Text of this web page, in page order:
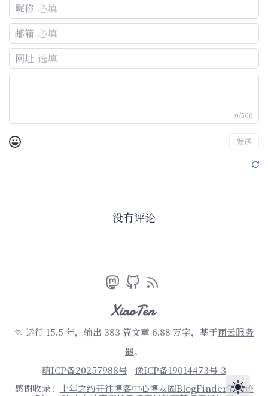
昵称
邮箱
网址
0/500
发送
没有评论
🏃 运行 15.5 年，输出 383 篇文章 6.88 万字，基于雨云服务
器。
萌ICP备20257988号
豫ICP备19014473号-3
感谢收录： 十年之约开往博客中心博友圈BlogFinder笔墨迹